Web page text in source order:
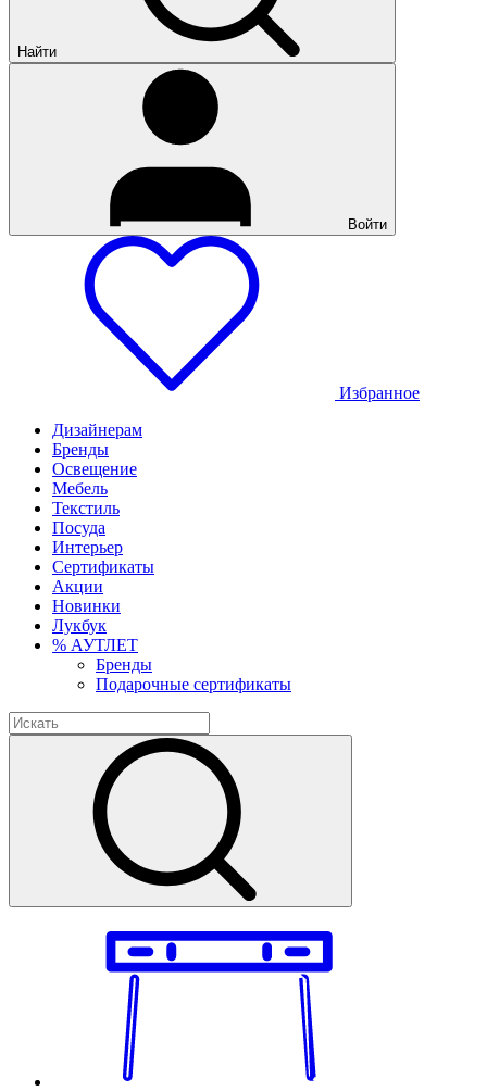
Найти
Войти
Избранное
Дизайнерам
Бренды
Освещение
Мебель
Текстиль
Посуда
Интерьер
Сертификаты
Акции
Новинки
Лукбук
% АУТЛЕТ
Бренды
Подарочные сертификаты